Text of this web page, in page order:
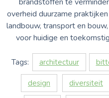
overheid duurzame
landbouw, transport en
voor huidige en
Tags: architectuur
design diversiteit